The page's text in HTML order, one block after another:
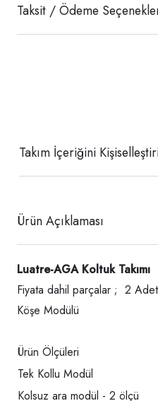
Taksit / Ödeme
Takım İçeriğini
Ürün Açıklaması
Luatre-AGA Koltuk Takımı
Fiyata dahil parçalar ; 2
Köşe Modülü
Ürün Ölçüleri
Tek Kollu Modül
Kolsuz ara modül - 2 ölçü